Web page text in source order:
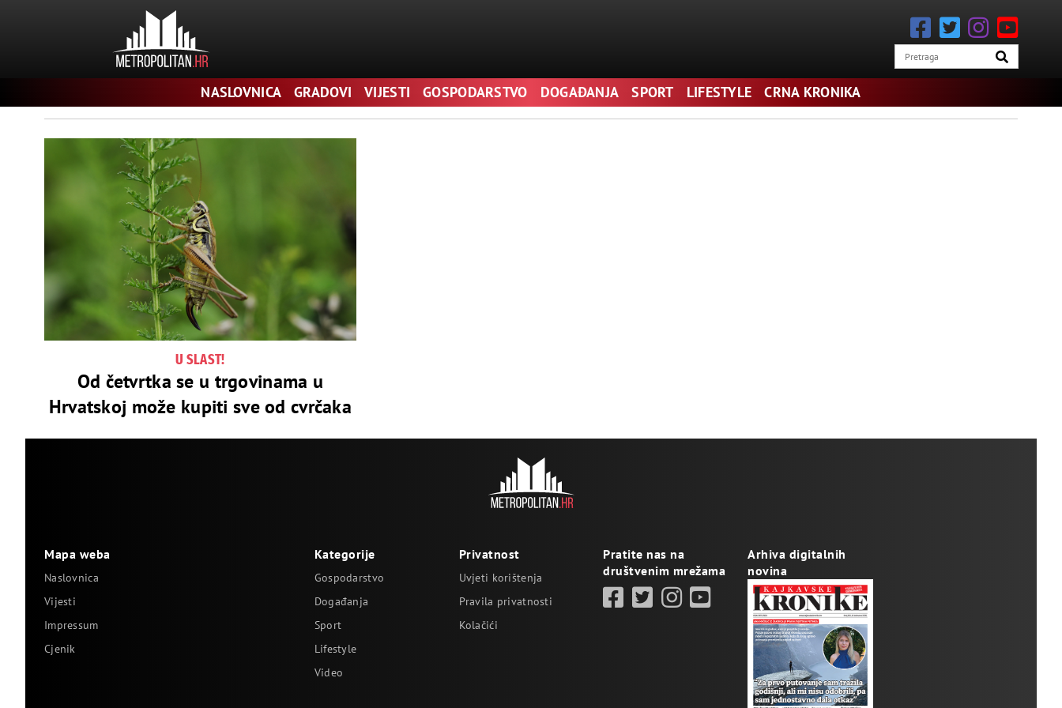
Pretraga
NASLOVNICA GRADOVI VIJESTI GOSPODARSTVO DOGAĐANJA SPORT LIFESTYLE CRNA KRONIKA
U SLAST!
Od četvrtka se u trgovinama u
Hrvatskoj može kupiti sve od cvrčaka
Mapa weba
Naslovnica
Vijesti
Impressum
Cjenik
Kategorije
Gospodarstvo
Događanja
Sport
Lifestyle
Video
Privatnost
Uvjeti korištenja
Pravila privatnosti
Kolačići
Pratite nas na
društvenim mrežama
Arhiva digitalnih
novina